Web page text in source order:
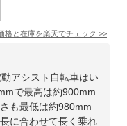
格と在庫を楽天でチェック >>
アシスト自転車はい
で最高は約900mm
も最低は約980mm
に合わせて長く乗れ